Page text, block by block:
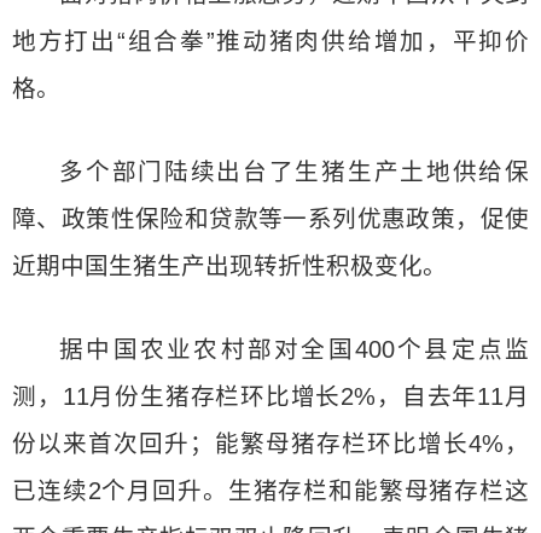
地方打出“组合拳”推动猪肉供给增加，平抑价
格。
多个部门陆续出台了生猪生产土地供给保
障、政策性保险和贷款等一系列优惠政策，促使
近期中国生猪生产出现转折性积极变化。
据中国农业农村部对全国400个县定点监
测，11月份生猪存栏环比增长2%，自去年11月
份以来首次回升；能繁母猪存栏环比增长4%，
已连续2个月回升。生猪存栏和能繁母猪存栏这